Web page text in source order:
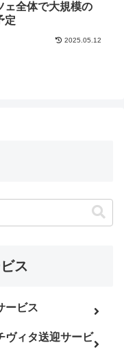
ェ全体で大規模の
定
2025.05.12
ス
ービス
ヴィタ送迎サービ